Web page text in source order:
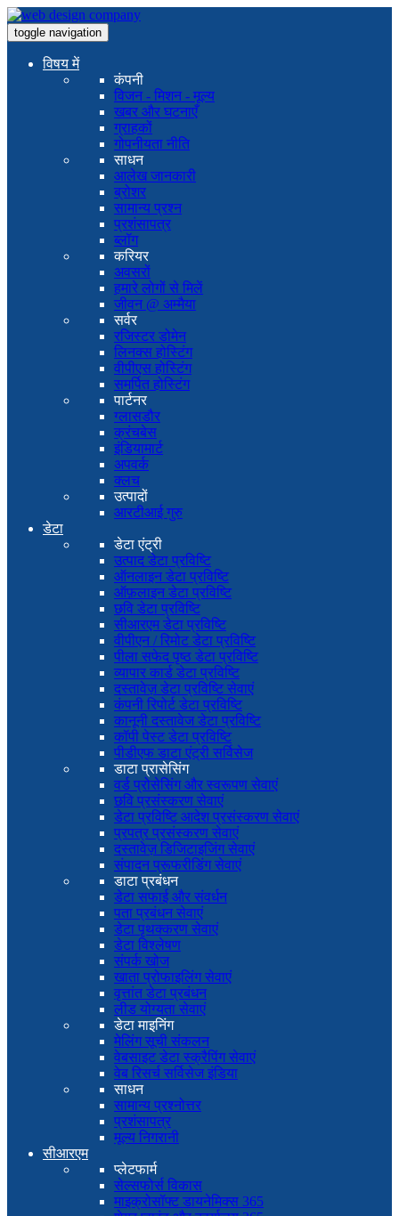
toggle navigation
विषय में
कंपनी
विजन - मिशन - मूल्य
खबर और घटनाएँ
ग्राहकों
गोपनीयता नीति
साधन
आलेख जानकारी
ब्रोशर
सामान्य प्रश्न
प्रशंसापत्र
ब्लॉग
करियर
अवसरों
हमारे लोगों से मिलें
जीवन @ अम्मैया
सर्वर
रजिस्टर डोमेन
लिनक्स होस्टिंग
वीपीएस होस्टिंग
समर्पित होस्टिंग
पार्टनर
ग्लासडौर
क्रंचबेस
इंडियामार्ट
अपवर्क
क्लच
उत्पादों
आरटीआई गुरु
डेटा
डेटा एंट्री
उत्पाद डेटा प्रविष्टि
ऑनलाइन डेटा प्रविष्टि
ऑफ़लाइन डेटा प्रविष्टि
छवि डेटा प्रविष्टि
सीआरएम डेटा प्रविष्टि
वीपीएन / रिमोट डेटा प्रविष्टि
पीला सफेद पृष्ठ डेटा प्रविष्टि
व्यापार कार्ड डेटा प्रविष्टि
दस्तावेज़ डेटा प्रविष्टि सेवाएं
कंपनी रिपोर्ट डेटा प्रविष्टि
कानूनी दस्तावेज डेटा प्रविष्टि
कॉपी पेस्ट डेटा प्रविष्टि
पीडीएफ डाटा एंट्री सर्विसेज
डाटा प्रासेसिंग
वर्ड प्रोसेसिंग और स्वरूपण सेवाएं
छवि प्रसंस्करण सेवाएं
डेटा प्रविष्टि आदेश प्रसंस्करण सेवाएं
प्रपत्र प्रसंस्करण सेवाएं
दस्तावेज़ डिजिटाइजिंग सेवाएं
संपादन प्रूफरीडिंग सेवाएं
डाटा प्रबंधन
डेटा सफाई और संवर्धन
पता प्रबंधन सेवाएं
डेटा पृथक्करण सेवाएं
डेटा विश्लेषण
संपर्क खोज
खाता प्रोफाइलिंग सेवाएं
वृत्तांत डेटा प्रबंधन
लीड योग्यता सेवाएं
डेटा माइनिंग
मेलिंग सूची संकलन
वेबसाइट डेटा स्क्रैपिंग सेवाएं
वेब रिसर्च सर्विसेज इंडिया
साधन
सामान्य प्रश्नोत्तर
प्रशंसापत्र
मूल्य निगरानी
सीआरएम
प्लेटफार्म
सेल्सफोर्स विकास
माइक्रोसॉफ्ट डायनेमिक्स 365